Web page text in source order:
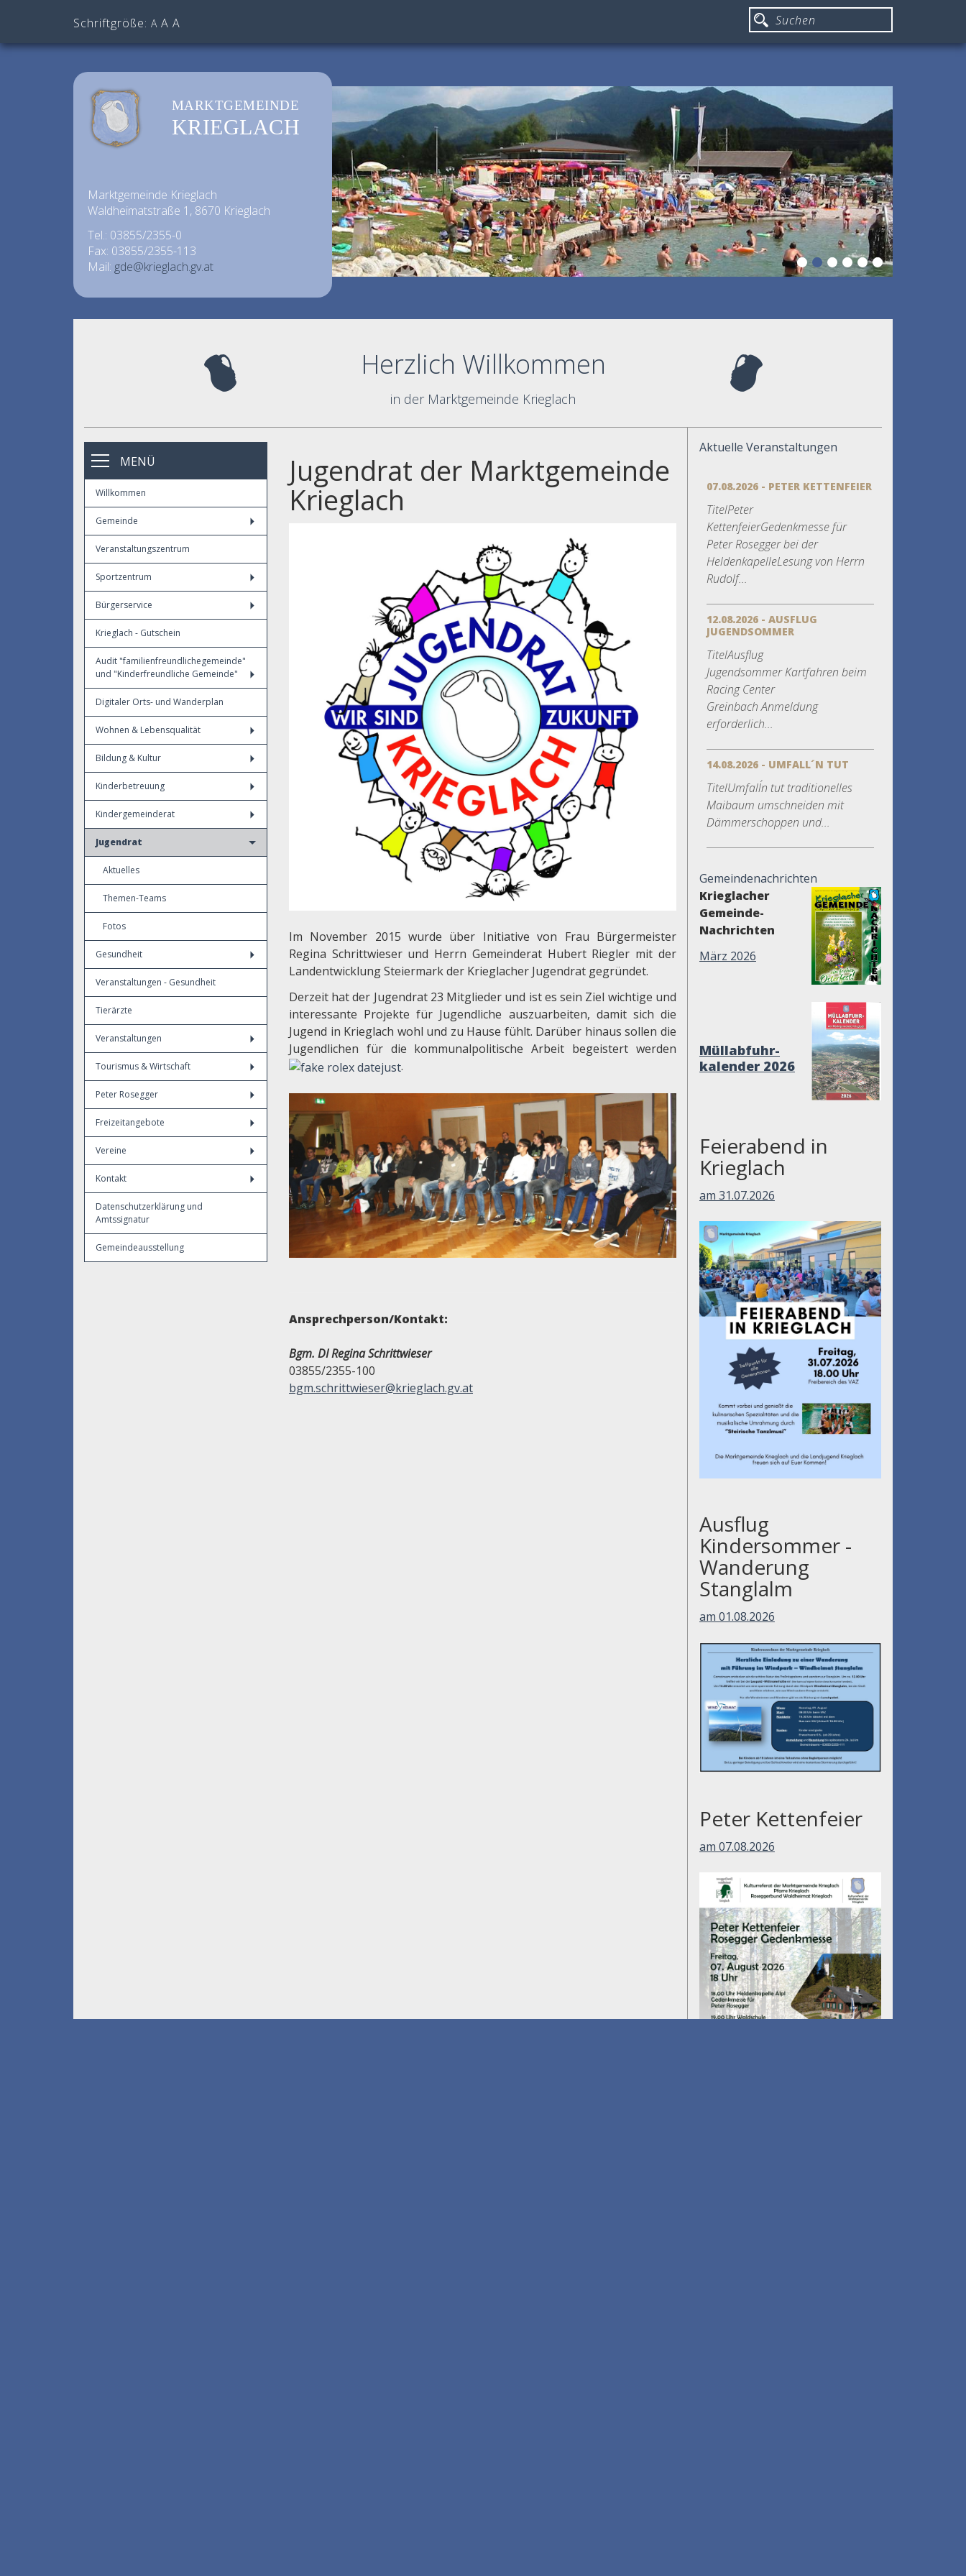
Schriftgröße: A A A
MARKTGEMEINDE
KRIEGLACH
Marktgemeinde Krieglach
Waldheimatstraße 1, 8670 Krieglach
Tel.: 03855/2355-0
Fax: 03855/2355-113
Mail: gde@krieglach.gv.at
Herzlich Willkommen
in der Marktgemeinde Krieglach
MENÜ
Willkommen
Gemeinde
Veranstaltungszentrum
Sportzentrum
Bürgerservice
Krieglach - Gutschein
Audit "familienfreundlichegemeinde"
und "Kinderfreundliche Gemeinde"
Digitaler Orts- und Wanderplan
Wohnen & Lebensqualität
Bildung & Kultur
Kinderbetreuung
Kindergemeinderat
Jugendrat
Aktuelles
Themen-Teams
Fotos
Gesundheit
Veranstaltungen - Gesundheit
Tierärzte
Veranstaltungen
Tourismus & Wirtschaft
Peter Rosegger
Freizeitangebote
Vereine
Kontakt
Datenschutzerklärung und
Amtssignatur
Gemeindeausstellung
Jugendrat der Marktgemeinde
Krieglach
Im November 2015 wurde über Initiative von Frau Bürgermeister
Regina Schrittwieser und Herrn Gemeinderat Hubert Riegler mit der
Landentwicklung Steiermark der Krieglacher Jugendrat gegründet.
Derzeit hat der Jugendrat 23 Mitglieder und ist es sein Ziel wichtige und
interessante Projekte für Jugendliche auszuarbeiten, damit sich die
Jugend in Krieglach wohl und zu Hause fühlt. Darüber hinaus sollen die
Jugendlichen für die kommunalpolitische Arbeit begeistert werden
.
Ansprechperson/Kontakt:
Bgm. DI Regina Schrittwieser
03855/2355-100
bgm.schrittwieser@krieglach.gv.at
Aktuelle Veranstaltungen
07.08.2026 - PETER KETTENFEIER
TitelPeter
KettenfeierGedenkmesse für
Peter Rosegger bei der
HeldenkapelleLesung von Herrn
Rudolf...
12.08.2026 - AUSFLUG
JUGENDSOMMER
TitelAusflug
Jugendsommer Kartfahren beim
Racing Center
Greinbach Anmeldung
erforderlich...
14.08.2026 - UMFALL´N TUT
TitelUmfall´n tut traditionelles
Maibaum umschneiden mit
Dämmerschoppen und...
Gemeindenachrichten
Krieglacher
Gemeinde-
Nachrichten
März 2026
Müllabfuhr-
kalender 2026
Feierabend in
Krieglach
am 31.07.2026
Ausflug
Kindersommer -
Wanderung
Stanglalm
am 01.08.2026
Peter Kettenfeier
am 07.08.2026